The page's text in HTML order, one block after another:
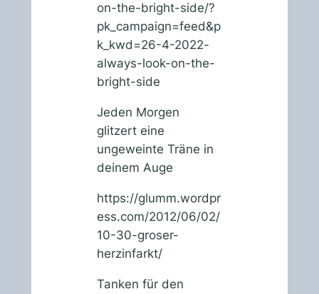
on-the-bright-side/?
pk_campaign=feed&p
k_kwd=26-4-2022-
always-look-on-the-
bright-side
Jeden Morgen
glitzert eine
ungeweinte Träne in
deinem Auge
https://glumm.wordpr
ess.com/2012/06/02/
10-30-groser-
herzinfarkt/
Tanken für den